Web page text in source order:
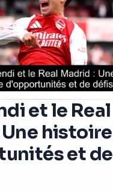
et le Real
histoire
et de